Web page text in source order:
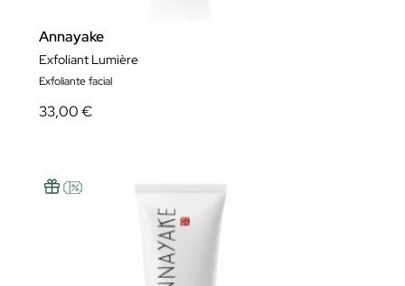
Annayake
Exfoliant Lumière
Exfoliante facial
33,00 €